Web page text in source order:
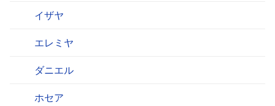
イザヤ
エレミヤ
ダニエル
ホセア